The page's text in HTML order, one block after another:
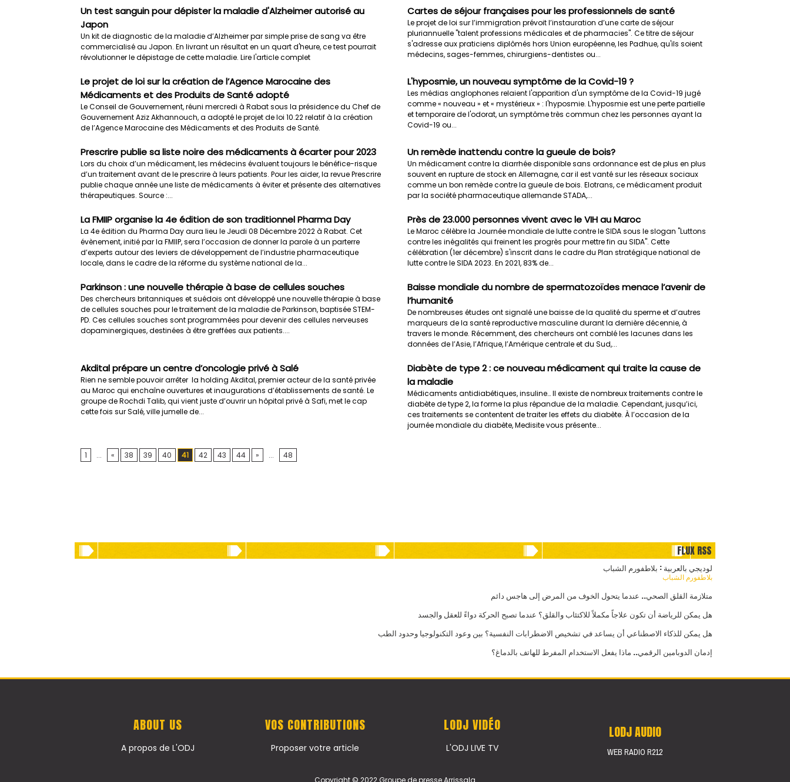
Un test sanguin pour dépister la maladie d'Alzheimer autorisé au
Japon
Un kit de diagnostic de la maladie d’Alzheimer par simple prise de sang va être
commercialisé au Japon. En livrant un résultat en un quart d'heure, ce test pourrait
révolutionner le dépistage de cette maladie. Lire l'article complet
Cartes de séjour françaises pour les professionnels de santé
Le projet de loi sur l’immigration prévoit l’instauration d’une carte de séjour
pluriannuelle "talent professions médicales et de pharmacies". Ce titre de séjour
s'adresse aux praticiens diplômés hors Union européenne, les Padhue, qu'ils soient
médecins, sages-femmes, chirurgiens-dentistes ou...
Le projet de loi sur la création de l’Agence Marocaine des
Médicaments et des Produits de Santé adopté
Le Conseil de Gouvernement, réuni mercredi à Rabat sous la présidence du Chef de
Gouvernement Aziz Akhannouch, a adopté le projet de loi 10.22 relatif à la création
de l’Agence Marocaine des Médicaments et des Produits de Santé.
L'hyposmie, un nouveau symptôme de la Covid-19 ?
Les médias anglophones relaient l'apparition d'un symptôme de la Covid-19 jugé
comme « nouveau » et « mystérieux » : l'hyposmie. L'hyposmie est une perte partielle
et temporaire de l'odorat, un symptôme très commun chez les personnes ayant la
Covid-19 ou...
Prescrire publie sa liste noire des médicaments à écarter pour 2023
Lors du choix d’un médicament, les médecins évaluent toujours le bénéfice-risque
d’un traitement avant de le prescrire à leurs patients. Pour les aider, la revue Prescrire
publie chaque année une liste de médicaments à éviter et présente des alternatives
thérapeutiques. Source :...
Un remède inattendu contre la gueule de bois?
Un médicament contre la diarrhée disponible sans ordonnance est de plus en plus
souvent en rupture de stock en Allemagne, car il est vanté sur les réseaux sociaux
comme un bon remède contre la gueule de bois. Elotrans, ce médicament produit
par la société pharmaceutique allemande STADA,...
La FMIIP organise la 4e édition de son traditionnel Pharma Day
La 4e édition du Pharma Day aura lieu le Jeudi 08 Décembre 2022 à Rabat. Cet
évènement, initié par la FMIIP, sera l’occasion de donner la parole à un parterre
d’experts autour des leviers de développement de l’industrie pharmaceutique
locale, dans le cadre de la réforme du système national de la...
Près de 23.000 personnes vivent avec le VIH au Maroc
Le Maroc célèbre la Journée mondiale de lutte contre le SIDA sous le slogan "Luttons
contre les inégalités qui freinent les progrès pour mettre fin au SIDA". Cette
célébration (1er décembre) s'inscrit dans le cadre du Plan stratégique national de
lutte contre le SIDA 2023. En 2021, 83% de...
Parkinson : une nouvelle thérapie à base de cellules souches
Des chercheurs britanniques et suédois ont développé une nouvelle thérapie à base
de cellules souches pour le traitement de la maladie de Parkinson, baptisée STEM-
PD. Ces cellules souches sont programmées pour devenir des cellules nerveuses
dopaminergiques, destinées à être greffées aux patients....
Baisse mondiale du nombre de spermatozoïdes menace l’avenir de
l’humanité
De nombreuses études ont signalé une baisse de la qualité du sperme et d’autres
marqueurs de la santé reproductive masculine durant la dernière décennie, à
travers le monde. Récemment, des chercheurs ont comblé les lacunes dans les
données de l’Asie, l’Afrique, l’Amérique centrale et du Sud,...
Akdital prépare un centre d’oncologie privé à Salé
Rien ne semble pouvoir arrêter la holding Akdital, premier acteur de la santé privée
au Maroc qui enchaîne ouvertures et inaugurations d’établissements de santé. Le
groupe de Rochdi Talib, qui vient juste d’ouvrir un hôpital privé à Safi, met le cap
cette fois sur Salé, ville jumelle de...
Diabète de type 2 : ce nouveau médicament qui traite la cause de
la maladie
Médicaments antidiabétiques, insuline… Il existe de nombreux traitements contre le
diabète de type 2, la forme la plus répandue de la maladie. Cependant, jusqu’ici,
ces traitements se contentent de traiter les effets du diabète. À l’occasion de la
journée mondiale du diabète, Medisite vous présente...
1 ... « 38 39 40 41 42 43 44 » ... 48
FLUX RSS
لوديجي بالعربية : بلاطفورم الشباب
بلاطفورم الشباب
متلازمة القلق الصحي.. عندما يتحول الخوف من المرض إلى هاجس دائم
هل يمكن للرياضة أن تكون علاجاً مكملاً للاكتئاب والقلق؟ عندما تصبح الحركة دواءً للعقل والجسد
هل يمكن للذكاء الاصطناعي أن يساعد في تشخيص الاضطرابات النفسية؟ بين وعود التكنولوجيا وحدود الطب
إدمان الدوبامين الرقمي.. ماذا يفعل الاستخدام المفرط للهاتف بالدماغ؟
ABOUT US
A propos de L'ODJ
VOS CONTRIBUTIONS
Proposer votre article
LODJ VIDÉO
L'ODJ LIVE TV
LODJ AUDIO
WEB RADIO R212
Copyright © 2022 Groupe de presse Arrissala